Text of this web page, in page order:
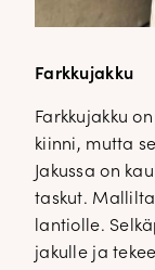
Farkkujakku
Farkkujakku
kiinni, mutta
Jakussa on
taskut.
lantiolle.
jakulle ja